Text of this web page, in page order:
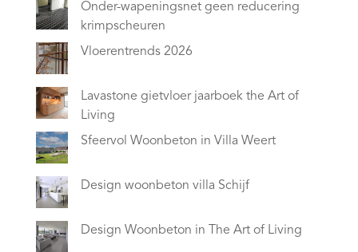
Onder-wapeningsnet geen reducering
krimpscheuren
Vloerentrends 2026
Lavastone gietvloer jaarboek the Art of
Living
Sfeervol Woonbeton in Villa Weert
Design woonbeton villa Schijf
Design Woonbeton in The Art of Living